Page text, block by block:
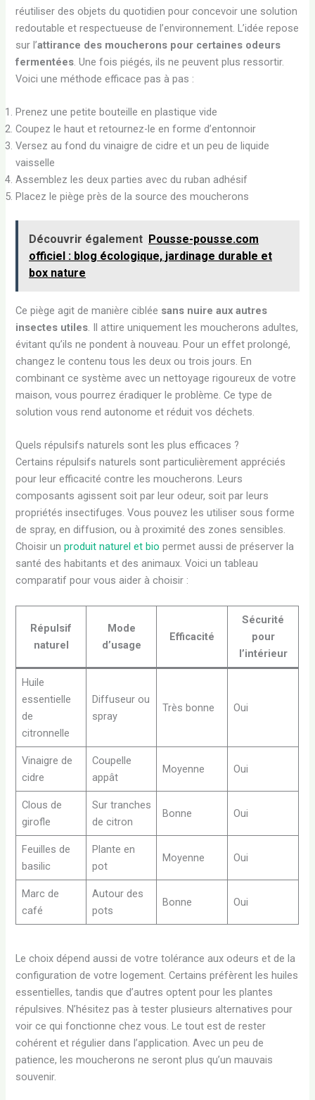
réutiliser des objets du quotidien pour concevoir une solution
redoutable et respectueuse de l’environnement. L’idée repose
sur l’attirance des moucherons pour certaines odeurs
fermentées. Une fois piégés, ils ne peuvent plus ressortir.
Voici une méthode efficace pas à pas :
Prenez une petite bouteille en plastique vide
Coupez le haut et retournez-le en forme d’entonnoir
Versez au fond du vinaigre de cidre et un peu de liquide
vaisselle
Assemblez les deux parties avec du ruban adhésif
Placez le piège près de la source des moucherons
Découvrir également Pousse-pousse.com
officiel : blog écologique, jardinage durable et
box nature
Ce piège agit de manière ciblée sans nuire aux autres
insectes utiles. Il attire uniquement les moucherons adultes,
évitant qu’ils ne pondent à nouveau. Pour un effet prolongé,
changez le contenu tous les deux ou trois jours. En
combinant ce système avec un nettoyage rigoureux de votre
maison, vous pourrez éradiquer le problème. Ce type de
solution vous rend autonome et réduit vos déchets.
Quels répulsifs naturels sont les plus efficaces ?
Certains répulsifs naturels sont particulièrement appréciés
pour leur efficacité contre les moucherons. Leurs
composants agissent soit par leur odeur, soit par leurs
propriétés insectifuges. Vous pouvez les utiliser sous forme
de spray, en diffusion, ou à proximité des zones sensibles.
Choisir unproduit naturel et bio permet aussi de préserver la
santé des habitants et des animaux. Voici un tableau
comparatif pour vous aider à choisir :
Répulsif
naturel
Mode
d’usage
Efficacité
Sécurité
pour
l’intérieur
Huile
essentielle
de
citronnelle
Diffuseur ou
spray
Très bonne Oui
Vinaigre de
cidre
Coupelle
appât
Moyenne Oui
Clous de
girofle
Sur tranches
de citron
Bonne Oui
Feuilles de
basilic
Plante en
pot
Moyenne Oui
Marc de
café
Autour des
pots
Bonne Oui
Le choix dépend aussi de votre tolérance aux odeurs et de la
configuration de votre logement. Certains préfèrent les huiles
essentielles, tandis que d’autres optent pour les plantes
répulsives. N’hésitez pas à tester plusieurs alternatives pour
voir ce qui fonctionne chez vous. Le tout est de rester
cohérent et régulier dans l’application. Avec un peu de
patience, les moucherons ne seront plus qu’un mauvais
souvenir.